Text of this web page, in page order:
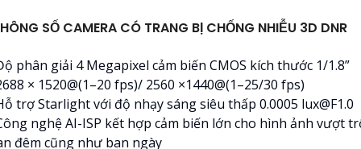
SỐ CAMERA CÓ TRANG BỊ CHỐNG NHIỄU 3D DNR
phân giải 4 Megapixel cảm biến CMOS kích thước 1/1.8”
× 1520@(1–20 fps)/ 2560 ×1440@(1–25/30 fps)
trợ Starlight với độ nhạy sáng siêu thấp 0.0005 lux@F1.0
nghệ AI-ISP kết hợp cảm biến lớn cho hình ảnh vượt
đêm cũng như ban ngày